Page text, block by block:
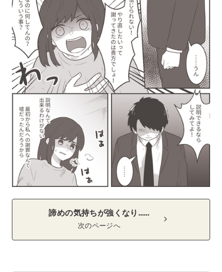
諦めの気持ちが強くなり……
次のページへ